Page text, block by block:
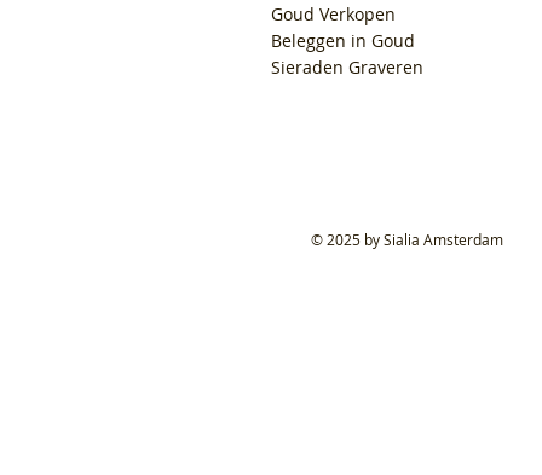
Goud Verkopen
Beleggen in Goud
Sieraden Graveren
© 2025 by Sialia Amsterdam